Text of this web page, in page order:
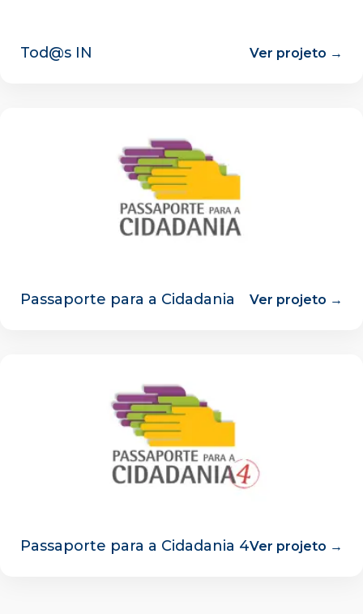
Tod@s IN Ver projeto →
Passaporte para a Cidadania Ver projeto →
Passaporte para a Cidadania 4Ver projeto →